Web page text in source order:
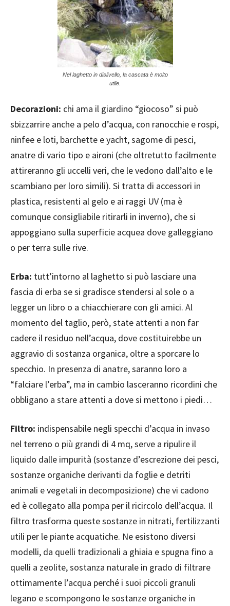
Nel laghetto in dislivello, la cascata è molto
utile.
Decorazioni: chi ama il giardino “giocoso” si può
sbizzarrire anche a pelo d’acqua, con ranocchie e rospi,
ninfee e loti, barchette e yacht, sagome di pesci,
anatre di vario tipo e aironi (che oltretutto facilmente
attireranno gli uccelli veri, che le vedono dall’alto e le
scambiano per loro simili). Si tratta di accessori in
plastica, resistenti al gelo e ai raggi UV (ma è
comunque consigliabile ritirarli in inverno), che si
appoggiano sulla superficie acquea dove galleggiano
o per terra sulle rive.
Erba: tutt’intorno al laghetto si può lasciare una
fascia di erba se si gradisce stendersi al sole o a
legger un libro o a chiacchierare con gli amici. Al
momento del taglio, però, state attenti a non far
cadere il residuo nell’acqua, dove costituirebbe un
aggravio di sostanza organica, oltre a sporcare lo
specchio. In presenza di anatre, saranno loro a
“falciare l’erba”, ma in cambio lasceranno ricordini che
obbligano a stare attenti a dove si mettono i piedi…
Filtro: indispensabile negli specchi d’acqua in invaso
nel terreno o più grandi di 4 mq, serve a ripulire il
liquido dalle impurità (sostanze d’escrezione dei pesci,
sostanze organiche derivanti da foglie e detriti
animali e vegetali in decomposizione) che vi cadono
ed è collegato alla pompa per il ricircolo dell’acqua. Il
filtro trasforma queste sostanze in nitrati, fertilizzanti
utili per le piante acquatiche. Ne esistono diversi
modelli, da quelli tradizionali a ghiaia e spugna fino a
quelli a zeolite, sostanza naturale in grado di filtrare
ottimamente l’acqua perché i suoi piccoli granuli
legano e scompongono le sostanze organiche in